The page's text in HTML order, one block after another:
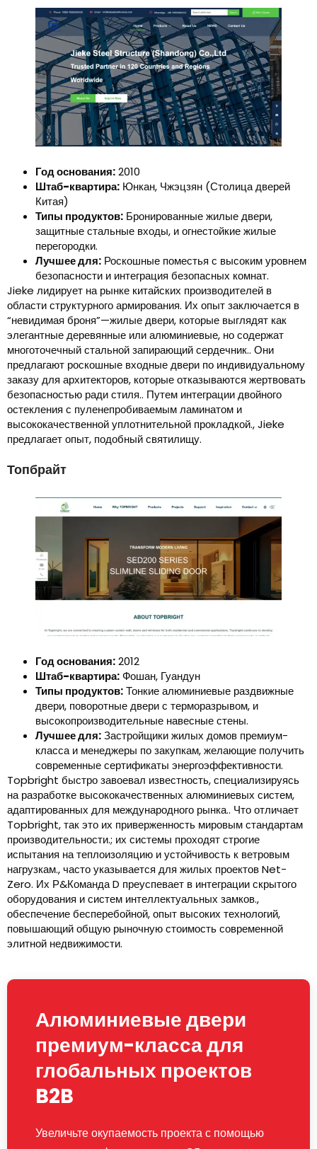
Год основания:2010
Штаб-квартира: Юнкан, Чжэцзян (Столица дверей
Китая)
Типы продуктов: Бронированные жилые двери,
защитные стальные входы, и огнестойкие жилые
перегородки.
Лучшее для: Роскошные поместья с высоким уровнем
безопасности и интеграция безопасных комнат.
Jieke лидирует на рынке китайских производителей в
области структурного армирования. Их опыт заключается в
“невидимая броня”—жилые двери, которые выглядят как
элегантные деревянные или алюминиевые, но содержат
многоточечный стальной запирающий сердечник.. Они
предлагают роскошные входные двери по индивидуальному
заказу для архитекторов, которые отказываются жертвовать
безопасностью ради стиля.. Путем интеграции двойного
остекления с пуленепробиваемым ламинатом и
высококачественной уплотнительной прокладкой., Jieke
предлагает опыт, подобный святилищу.
Топбрайт
Год основания:2012
Штаб-квартира:Фошан, Гуандун
Типы продуктов:Тонкие алюминиевые раздвижные
двери, поворотные двери с терморазрывом, и
высокопроизводительные навесные стены.
Лучшее для:Застройщики жилых домов премиум-
класса и менеджеры по закупкам, желающие получить
современные сертификаты энергоэффективности.
Topbright быстро завоевал известность, специализируясь
на разработке высококачественных алюминиевых систем,
адаптированных для международного рынка.. Что отличает
Topbright, так это их приверженность мировым стандартам
производительности.; их системы проходят строгие
испытания на теплоизоляцию и устойчивость к ветровым
нагрузкам., часто указывается для жилых проектов Net-
Zero. Их Р&Команда D преуспевает в интеграции скрытого
оборудования и систем интеллектуальных замков.,
обеспечение бесперебойной, опыт высоких технологий,
повышающий общую рыночную стоимость современной
элитной недвижимости.
Алюминиевые двери
премиум-класса для
глобальных проектов
B2B
Увеличьте окупаемость проекта с помощью